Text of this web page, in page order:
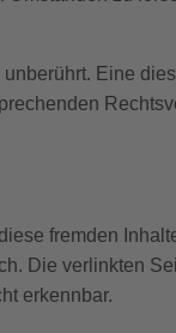
Eine
fremden
Die verlinkten
erkennbar.